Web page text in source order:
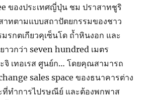
ของประเทศญี่ปุ่น ชม ปราสาทชูริ
ทตามแบบสถาปัตยกรรมของชาว
รกตเกียวคุเซ็นโด ถ้ำหินงอก และ
าวกว่า seven hundred เมตร
จิ เทอเรส ศูนย์ก… โดยคุณสามารถ
sales space ของธนาคารต่าง
ทำการไปรษณีย์ และต้องพกพาส